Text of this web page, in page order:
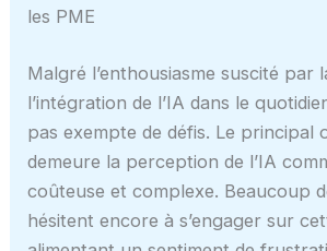
les PME
Malgré l’enthousiasme suscité par
l’intégration de l’IA dans le
pas exempte de défis. Le principal
demeure la perception de l’IA
coûteuse et complexe. Beaucoup
hésitent encore à s’engager sur